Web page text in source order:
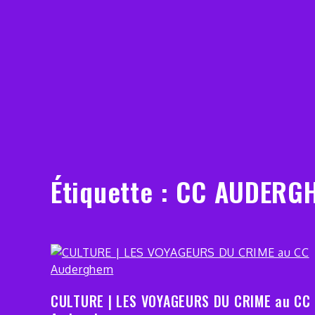
Étiquette : CC
CULTURE | LES VOYAGEURS DU CRIME au CC